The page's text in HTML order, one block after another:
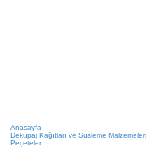
Anasayfa
Dekupaj Kağıtları ve Süsleme Malzemeleri
Peçeteler